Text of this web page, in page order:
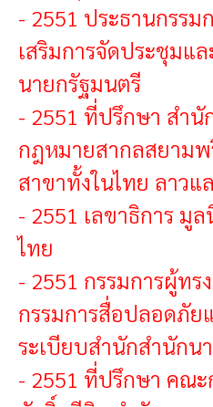
- 2551 ประธานกรรม
เสริมการจัดประชุมแ
นายกรัฐมนตรี
- 2551 ที่ปรึกษา สำนั
กฎหมายสากลสยามพ
สาขาทั้งในไทย ลาวแ
- 2551 เลขาธิการ
ไทย
- 2551 กรรมการผู้ท
กรรมการสื่อปลอดภัย
ระเบียบสำนักสำนักน
- 2551 ที่ปรึกษา คณ